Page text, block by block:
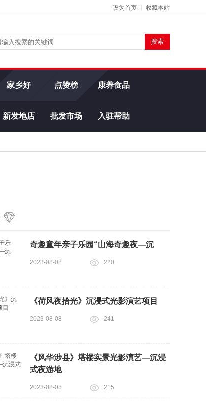
设为首页 收藏本站
家乡好 点赞榜 康养食品
新发地店 批发市场 入驻帮助
奇趣童年亲子乐园“山海奇趣夜—沉
2023-08-08 220
《荷风夜拾光》沉浸式光影演艺项目
2023-08-08 241
《风华涉县》塔楼实景光影演艺—沉浸
式夜游地
2023-08-08 215